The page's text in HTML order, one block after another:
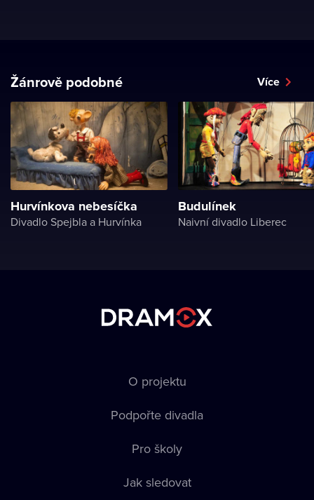
Žánrově podobné Více
Hurvínkova nebesíčka
Divadlo Spejbla a Hurvínka
Budulínek
Naivní divadlo Liberec
O projektu
Podpořte divadla
Pro školy
Jak sledovat